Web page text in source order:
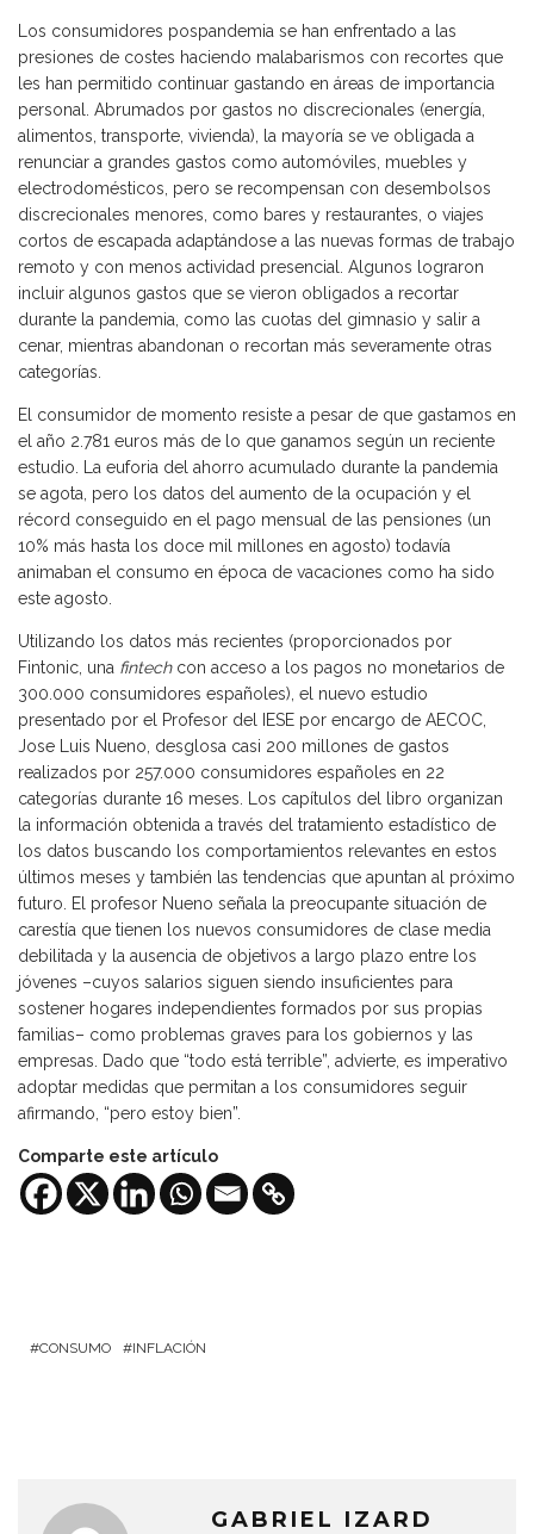
Los consumidores pospandemia se han enfrentado a las
presiones de costes haciendo malabarismos con recortes que
les han permitido continuar gastando en áreas de importancia
personal. Abrumados por gastos no discrecionales (energía,
alimentos, transporte, vivienda), la mayoría se ve obligada a
renunciar a grandes gastos como automóviles, muebles y
electrodomésticos, pero se recompensan con desembolsos
discrecionales menores, como bares y restaurantes, o viajes
cortos de escapada adaptándose a las nuevas formas de trabajo
remoto y con menos actividad presencial. Algunos lograron
incluir algunos gastos que se vieron obligados a recortar
durante la pandemia, como las cuotas del gimnasio y salir a
cenar, mientras abandonan o recortan más severamente otras
categorías.
El consumidor de momento resiste a pesar de que gastamos en
el año 2.781 euros más de lo que ganamos según un reciente
estudio. La euforia del ahorro acumulado durante la pandemia
se agota, pero los datos del aumento de la ocupación y el
récord conseguido en el pago mensual de las pensiones (un
10% más hasta los doce mil millones en agosto) todavía
animaban el consumo en época de vacaciones como ha sido
este agosto.
Utilizando los datos más recientes (proporcionados por
Fintonic, una fintechcon acceso a los pagos no monetarios de
300.000 consumidores españoles), el nuevo estudio
presentado por el Profesor del IESE por encargo de AECOC,
Jose Luis Nueno, desglosa casi 200 millones de gastos
realizados por 257.000 consumidores españoles en 22
categorías durante 16 meses. Los capítulos del libro organizan
la información obtenida a través del tratamiento estadístico de
los datos buscando los comportamientos relevantes en estos
últimos meses y también las tendencias que apuntan al próximo
futuro. El profesor Nueno señala la preocupante situación de
carestía que tienen los nuevos consumidores de clase media
debilitada y la ausencia de objetivos a largo plazo entre los
jóvenes –cuyos salarios siguen siendo insuficientes para
sostener hogares independientes formados por sus propias
familias– como problemas graves para los gobiernos y las
empresas. Dado que “todo está terrible”, advierte, es imperativo
adoptar medidas que permitan a los consumidores seguir
afirmando, “pero estoy bien”.
Comparte este artículo
CONSUMO INFLACIÓN
GABRIEL IZARD